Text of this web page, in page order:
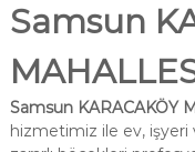
Samsun
Samsun KARACAKÖY
hizmetimiz ile ev, işyeri